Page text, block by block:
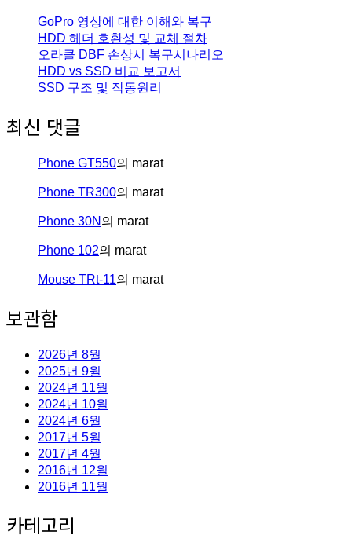
GoPro 영상에 대한 이해와 복구
HDD 헤더 호환성 및 교체 절차
오라클 DBF 손상시 복구시나리오
HDD vs SSD 비교 보고서
SSD 구조 및 작동원리
최신 댓글
Phone GT550의 marat
Phone TR300의 marat
Phone 30N 의 marat
Phone 102의 marat
Mouse TRt-11의 marat
보관함
2026년 8월
2025년 9월
2024년 11월
2024년 10월
2024년 6월
2017년 5월
2017년 4월
2016년 12월
2016년 11월
카테고리